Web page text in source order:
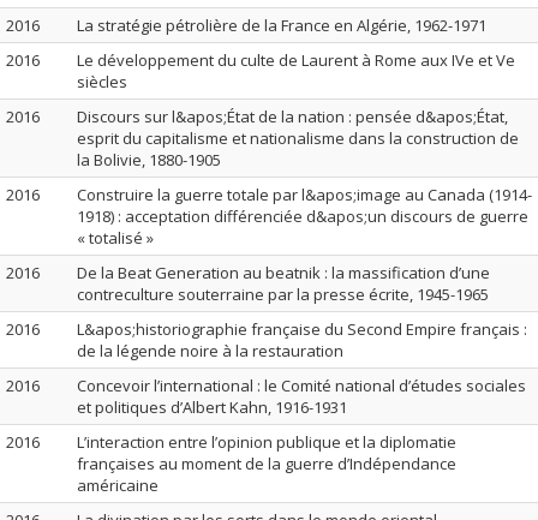
2016
La stratégie pétrolière de la France en Algérie, 1962-1971
2016
Le développement du culte de Laurent à Rome aux IVe et Ve
siècles
2016
Discours sur l&apos;État de la nation : pensée d&apos;État,
esprit du capitalisme et nationalisme dans la construction de
la Bolivie, 1880-1905
2016
Construire la guerre totale par l&apos;image au Canada (1914-
1918) : acceptation différenciée d&apos;un discours de guerre
« totalisé »
2016
De la Beat Generation au beatnik : la massification d’une
contreculture souterraine par la presse écrite, 1945-1965
2016
L&apos;historiographie française du Second Empire français :
de la légende noire à la restauration
2016
Concevoir l’international : le Comité national d’études sociales
et politiques d’Albert Kahn, 1916-1931
2016
L’interaction entre l’opinion publique et la diplomatie
françaises au moment de la guerre d’Indépendance
américaine